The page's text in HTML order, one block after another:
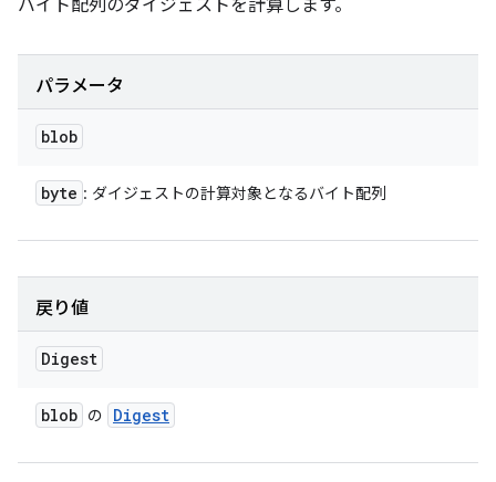
バイト配列のダイジェストを計算します。
パラメータ
blob
byte : ダイジェストの計算対象となるバイト配列
戻り値
Digest
blob の Digest